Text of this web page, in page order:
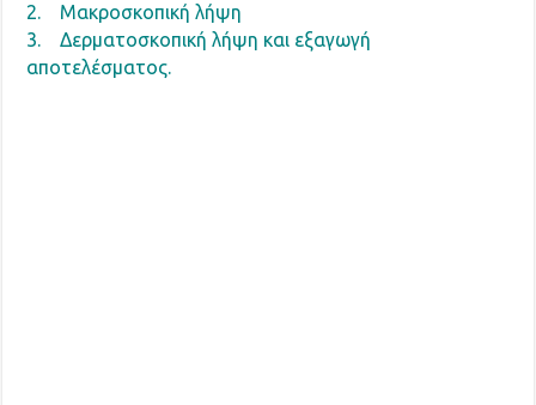
2. Μακροσκοπική λήψη
3. Δερματοσκοπική λήψη και εξαγωγή
αποτελέσματος.